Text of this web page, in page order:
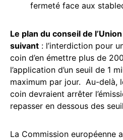
fermeté face aux
Le plan du conseil de
suivant : l’interdiction pour
coin d’en émettre plus de
l’application d’un seuil de 1
maximum par jour. Au-delà,
coin devraient arrêter
repasser en dessous des
La Commission européenne